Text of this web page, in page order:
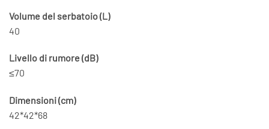
Volume del serbatoio (L)
40
Livello di rumore (dB)
≤70
Dimensioni (cm)
42*42*68